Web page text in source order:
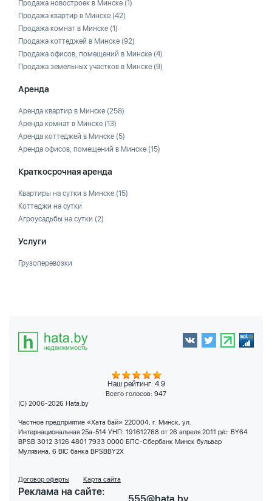
Продажа новостроек в Минске (1)
Продажа квартир в Минске (42)
Продажа комнат в Минске (1)
Продажа коттеджей в Минске (92)
Продажа офисов, помещений в Минске (4)
Продажа земельных участков в Минске (9)
Аренда
Аренда квартир в Минске (258)
Аренда комнат в Минске (13)
Аренда коттеджей в Минске (5)
Аренда офисов, помещений в Минске (15)
Краткосрочная аренда
Квартиры на сутки в Минске (15)
Коттеджи на сутки
Агроусадьбы на сутки (2)
Услуги
Грузоперевозки
Наш рейтинг: 4.9
Всего голосов: 947
(C) 2006-2026 Hata.by
Частное предприятие «Хата бай» 220004, г. Минск, ул.
Интернациональная 25а-514 УНП: 191612768 от 26 апреля 2011 р/с: BY64
BPSB 3012 3126 4801 7933 0000 БПС-Сбербанк Минск бульвар
Мулявина, 6 BIC банка BPSBBY2X
Договор оферты Карта сайта
Реклама на сайте: